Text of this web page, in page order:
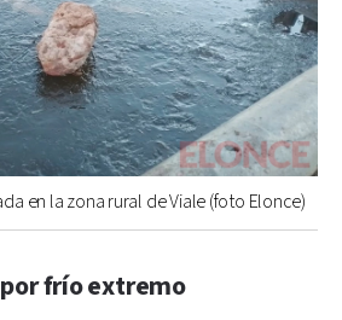
en la zona rural de Viale (foto Elonce)
frío extremo